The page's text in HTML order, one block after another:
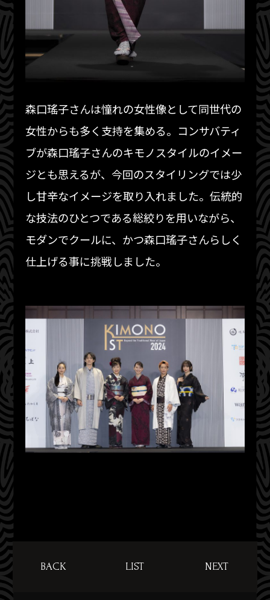
森口瑤子さんは憧れの女性像として同世代の
女性からも多く支持を集める。コンサバティ
ブが森口瑤子さんのキモノスタイルのイメー
ジとも思えるが、今回のスタイリングでは少
し甘辛なイメージを取り入れました。伝統的
な技法のひとつである総絞りを用いながら、
モダンでクールに、かつ森口瑤子さんらしく
仕上げる事に挑戦しました。
BACK LIST NEXT